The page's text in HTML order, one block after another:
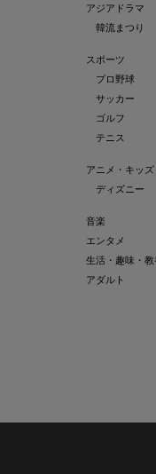
アジアドラマ
韓流まつり
スポーツ
プロ野球
サッカー
ゴルフ
テニス
アニメ・キッズ
ディズニー
音楽
エンタメ
生活・趣味・教
アダルト